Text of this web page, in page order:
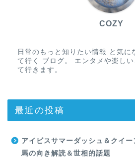
COZY
日常のもっと知りたい情報 と気に
て行く ブログ。 エンタメや楽し
て行きます。
最近の投稿
アイビスサマーダッシュ＆クイー
馬の向き解読＆世相的話題